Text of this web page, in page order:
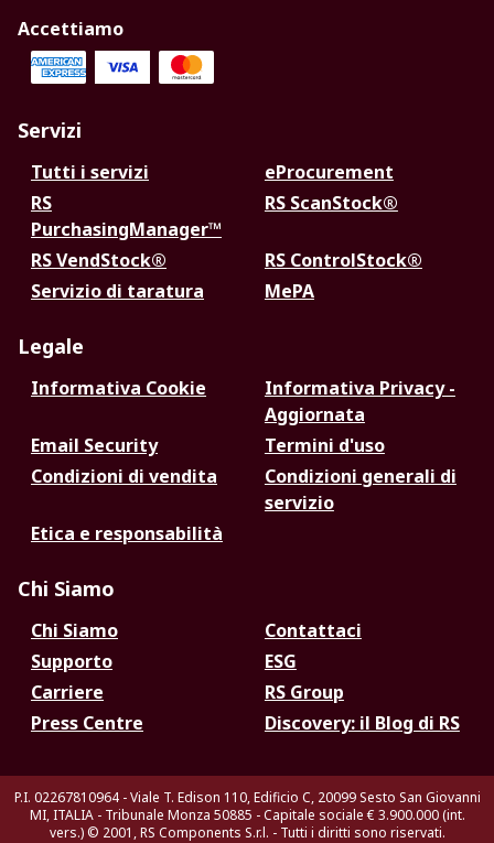
Accettiamo
Servizi
Tutti i servizi
eProcurement
RS
PurchasingManager™
RS ScanStock®
RS VendStock®
RS ControlStock®
Servizio di taratura
MePA
Legale
Informativa Cookie
Informativa Privacy -
Aggiornata
Email Security
Termini d'uso
Condizioni di vendita
Condizioni generali di
servizio
Etica e responsabilità
Chi Siamo
Chi Siamo
Contattaci
Supporto
ESG
Carriere
RS Group
Press Centre
Discovery: il Blog di RS
P.I. 02267810964 - Viale T. Edison 110, Edificio C, 20099 Sesto San Giovanni
MI, ITALIA - Tribunale Monza 50885 - Capitale sociale € 3.900.000 (int.
vers.) © 2001, RS Components S.r.l. - Tutti i diritti sono riservati.